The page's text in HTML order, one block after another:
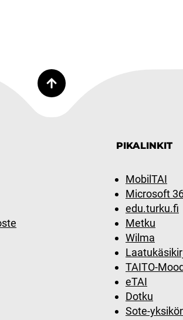
PIKALINKIT
MobilTAI
Microsoft
edu.turku.fi
Metku
Wilma
TAITO-
eTAI
Dotku
Sote-